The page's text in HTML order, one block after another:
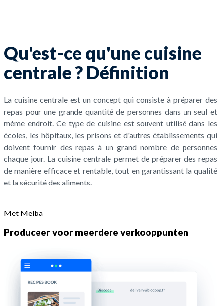
Qu'est-ce qu'une cuisine
centrale ? Définition
La cuisine centrale est un concept qui consiste à préparer des
repas pour une grande quantité de personnes dans un seul et
même endroit. Ce type de cuisine est souvent utilisé dans les
écoles, les hôpitaux, les prisons et d'autres établissements qui
doivent fournir des repas à un grand nombre de personnes
chaque jour. La cuisine centrale permet de préparer des repas
de manière efficace et rentable, tout en garantissant la qualité
et la sécurité des aliments.
Met Melba
Produceer voor meerdere verkooppunten